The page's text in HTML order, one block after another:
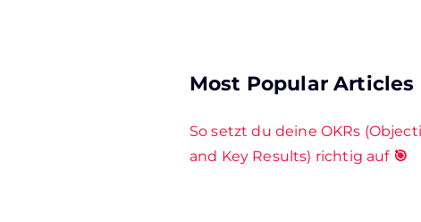
Most Popular Articles
So setzt du deine OKRs
and Key Results) richtig auf 🎯